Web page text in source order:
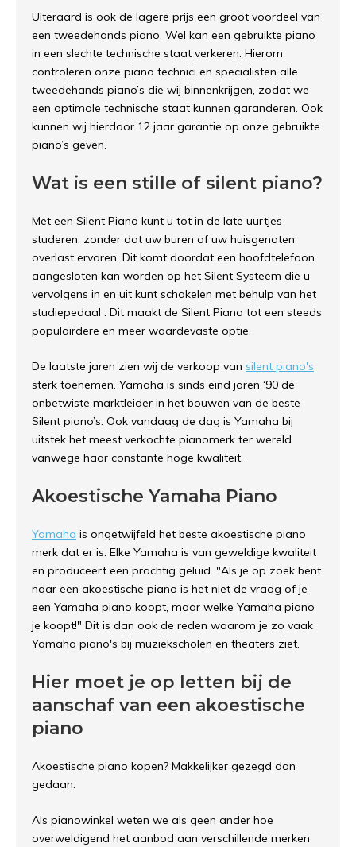
Uiteraard is ook de lagere prijs een groot voordeel van
een tweedehands piano. Wel kan een gebruikte piano
in een slechte technische staat verkeren. Hierom
controleren onze piano technici en specialisten alle
tweedehands piano’s die wij binnenkrijgen, zodat we
een optimale technische staat kunnen garanderen. Ook
kunnen wij hierdoor 12 jaar garantie op onze gebruikte
piano’s geven.
Wat is een stille of silent piano?
Met een Silent Piano kunt u tot in de late uurtjes
studeren, zonder dat uw buren of uw huisgenoten
overlast ervaren. Dit komt doordat een hoofdtelefoon
aangesloten kan worden op het Silent Systeem die u
vervolgens in en uit kunt schakelen met behulp van het
studiepedaal . Dit maakt de Silent Piano tot een steeds
populairdere en meer waardevaste optie.
De laatste jaren zien wij de verkoop van silent piano's
sterk toenemen. Yamaha is sinds eind jaren ‘90 de
onbetwiste marktleider in het bouwen van de beste
Silent piano’s. Ook vandaag de dag is Yamaha bij
uitstek het meest verkochte pianomerk ter wereld
vanwege haar constante hoge kwaliteit.
Akoestische Yamaha Piano
Yamaha is ongetwijfeld het beste akoestische piano
merk dat er is. Elke Yamaha is van geweldige kwaliteit
en produceert een prachtig geluid. "Als je op zoek bent
naar een akoestische piano is het niet de vraag of je
een Yamaha piano koopt, maar welke Yamaha piano
je koopt!" Dit is dan ook de reden waarom je zo vaak
Yamaha piano's bij muziekscholen en theaters ziet.
Hier moet je op letten bij de
aanschaf van een akoestische
piano
Akoestische piano kopen? Makkelijker gezegd dan
gedaan.
Als pianowinkel weten we als geen ander hoe
overweldigend het aanbod aan verschillende merken